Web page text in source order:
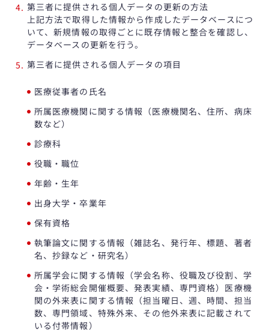
第三者に提供される個人データの更新の方法
上記方法で取得した情報から作成したデータベースにつ
いて、新規情報の取得ごとに既存情報と整合を確認し、
データベースの更新を行う。
第三者に提供される個人データの項目
医療従事者の氏名
所属医療機関に関する情報（医療機関名、住所、病床
数など）
診療科
役職・職位
年齢・生年
出身大学・卒業年
保有資格
執筆論文に関する情報（雑誌名、発行年、標題、著者
名、抄録など・研究名）
所属学会に関する情報（学会名称、役職及び役割、学
会・学術総会開催概要、発表実績、専門資格）医療機
関の外来表に関する情報（担当曜日、週、時間、担当
数、専門領域、特殊外来、その他外来表に記載されて
いる付帯情報）